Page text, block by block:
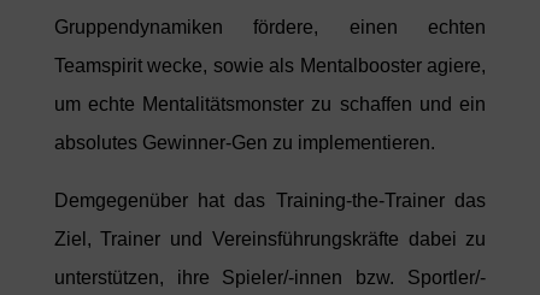
Gruppendynamiken fördere, einen echten
Teamspirit wecke, sowie als Mentalbooster agiere,
um echte Mentalitätsmonster zu schaffen und ein
absolutes Gewinner-Gen zu implementieren.
Demgegenüber hat das Training-the-Trainer das
Ziel, Trainer und Vereinsführungskräfte dabei zu
unterstützen, ihre Spieler/-innen bzw. Sportler/-